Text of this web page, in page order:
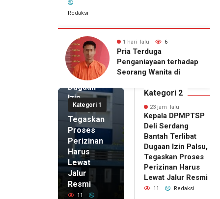
Redaksi
1 hari lalu 6
Pria Terduga
Penganiayaan terhadap
Seorang Wanita di
Kategori 1
23 jam lalu
Deli
Serdang
Bantah
Terlibat
Dugaan
Izin
Palsu,
Tegaskan
Proses
Perizinan
Harus
Lewat
Jalur
Resmi
11
Kategori 2
23 jam lalu
Kepala DPMPTSP
Deli Serdang
Bantah Terlibat
Dugaan Izin Palsu,
Tegaskan Proses
Perizinan Harus
Lewat Jalur Resmi
11 Redaksi